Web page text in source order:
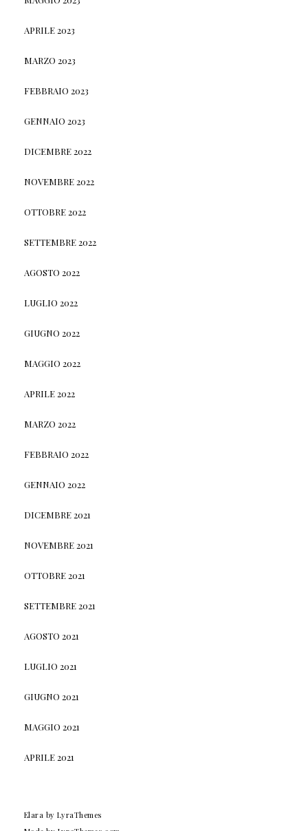
APRILE 2023
MARZO 2023
FEBBRAIO 2023
GENNAIO 2023
DICEMBRE 2022
NOVEMBRE 2022
OTTOBRE 2022
SETTEMBRE 2022
AGOSTO 2022
LUGLIO 2022
GIUGNO 2022
MAGGIO 2022
APRILE 2022
MARZO 2022
FEBBRAIO 2022
GENNAIO 2022
DICEMBRE 2021
NOVEMBRE 2021
OTTOBRE 2021
SETTEMBRE 2021
AGOSTO 2021
LUGLIO 2021
GIUGNO 2021
MAGGIO 2021
APRILE 2021
Elara by LyraThemes